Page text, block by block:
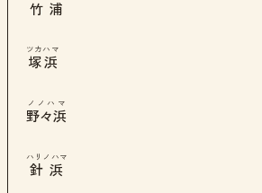
竹浦
塚浜
ツカハマ
野々浜
ノノハマ
針浜
ハリノハマ